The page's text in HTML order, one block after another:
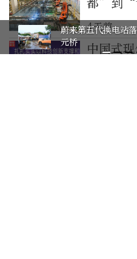
都”到“
4天前
中国式
蔚来第五代换电站
元桥